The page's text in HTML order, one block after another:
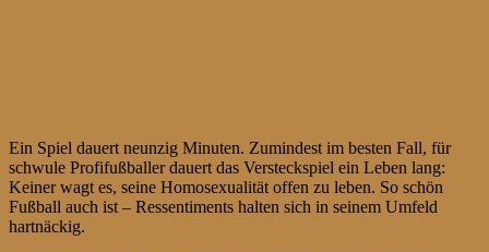
Ein Spiel dauert neunzig Minuten. Zumindest im besten Fall, für
schwule Profifußballer dauert das Versteckspiel ein Leben lang:
Keiner wagt es, seine Homosexualität offen zu leben. So schön
Fußball auch ist – Ressentiments halten sich in seinem Umfeld
hartnäckig.